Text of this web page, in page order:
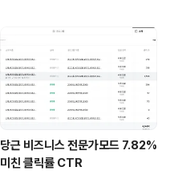
당근 비즈니스 전문가모드 7.82%
미친 클릭률 CTR